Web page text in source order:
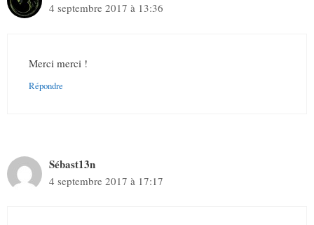
4 septembre 2017 à 13:36
Merci merci !
Répondre
Sébast13n
4 septembre 2017 à 17:17